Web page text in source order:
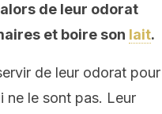
de leur odorat
et boire son lait.
de leur odorat pour
ne le sont pas. Leur